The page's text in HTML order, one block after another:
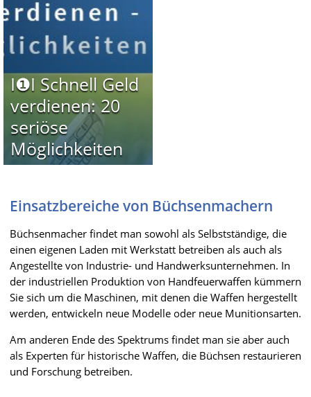
I❶I Schnell Geld
verdienen: 20
seriöse
Möglichkeiten
Einsatzbereiche von Büchsenmachern
Büchsenmacher findet man sowohl als Selbstständige, die
einen eigenen Laden mit Werkstatt betreiben als auch als
Angestellte von Industrie- und Handwerksunternehmen. In
der industriellen Produktion von Handfeuerwaffen kümmern
Sie sich um die Maschinen, mit denen die Waffen hergestellt
werden, entwickeln neue Modelle oder neue Munitionsarten.
Am anderen Ende des Spektrums findet man sie aber auch
als Experten für historische Waffen, die Büchsen restaurieren
und Forschung betreiben.